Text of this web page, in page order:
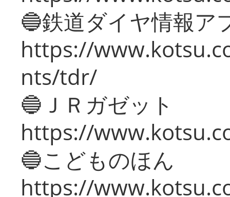
🔵鉄道ダイヤ情報ア
https://
nts/tdr/
🔵ＪＲガゼット
https://
🔵こどものほん
https://